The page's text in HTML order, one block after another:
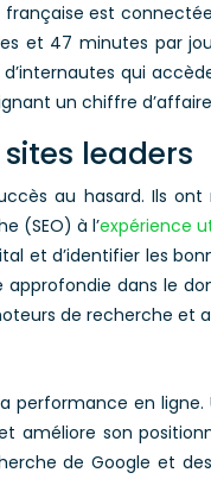
est
et 47 minutes par
qui
un chiffre
leaders
au hasard. Ils
(SEO) à l’expérience
d’identifier les
dans le
de recherche et
performance en
son
de Google et